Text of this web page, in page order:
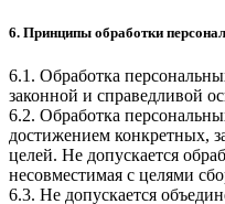
6. Принципы обработки
6.1. Обработка
законной и справедливой
6.2. Обработка
достижением конкретных,
целей. Не допускается
несовместимая с целями
6.3. Не допускается